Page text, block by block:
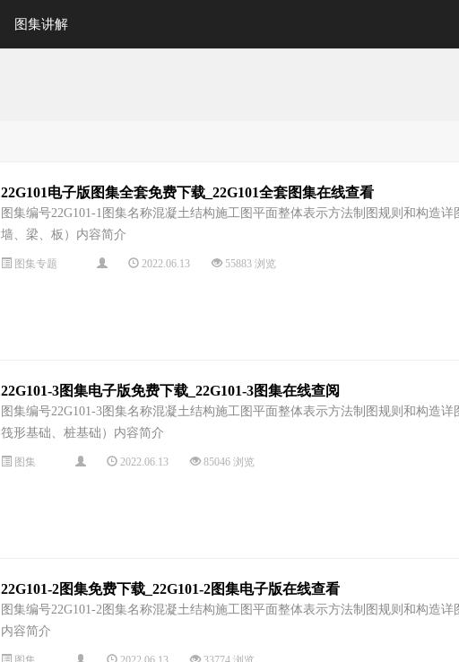
图集讲解
22G101电子版图集全套免费下载_22G101全套图集在线查看
图集编号22G101-1图集名称混凝土结构施工图平面整体表示方法制图规则和构造
墙、梁、板）内容简介
图集专题 2022.06.13 55883 浏览
22G101-3图集电子版免费下载_22G101-3图集在线查阅
图集编号22G101-3图集名称混凝土结构施工图平面整体表示方法制图规则和构造详
筏形基础、桩基础）内容简介
图集 2022.06.13 85046 浏览
22G101-2图集免费下载_22G101-2图集电子版在线查看
图集编号22G101-2图集名称混凝土结构施工图平面整体表示方法制图规则和构造详
内容简介